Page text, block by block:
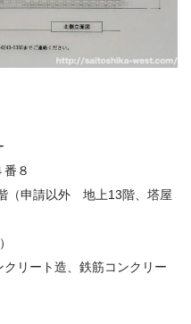
８
（申請以外 地上13階、塔屋
リート造、鉄筋コンクリー